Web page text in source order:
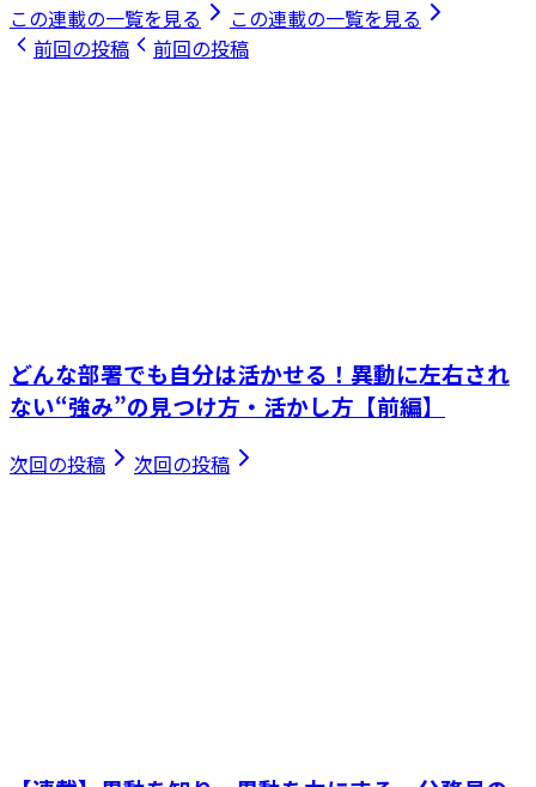
この連載の一覧を見る
この連載の一覧を見る
前回の投稿
前回の投稿
どんな部署でも自分は活かせる！異動に左右され
ない“強み”の見つけ方・活かし方【前編】
次回の投稿 次回の投稿